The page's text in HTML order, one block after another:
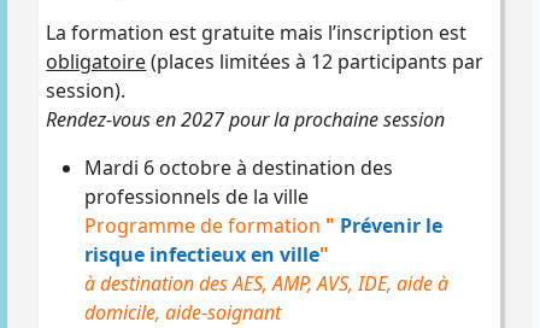
La formation est gratuite mais l’inscription est
obligatoire(places limitées à 12 participants par
session).
Rendez-vous en 2027 pour la prochaine session
Mardi 6 octobre à destination des
professionnels de la ville
Programme de formation " Prévenir le
risque infectieux en ville"
à destination des AES, AMP, AVS, IDE, aide à
domicile, aide-soignant